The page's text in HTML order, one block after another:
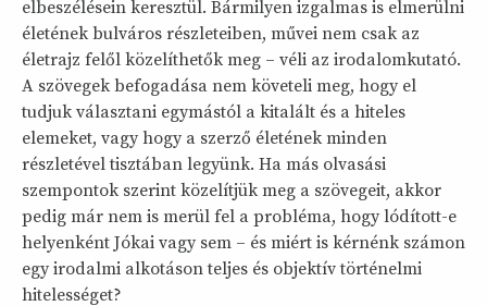
elbeszélésein keresztül. Bármilyen izgalmas is elmerülni
életének bulváros részleteiben, művei nem csak az
életrajz felől közelíthetők meg – véli az irodalomkutató.
A szövegek befogadása nem követeli meg, hogy el
tudjuk választani egymástól a kitalált és a hiteles
elemeket, vagy hogy a szerző életének minden
részletével tisztában legyünk. Ha más olvasási
szempontok szerint közelítjük meg a szövegeit, akkor
pedig már nem is merül fel a probléma, hogy lódított-e
helyenként Jókai vagy sem – és miért is kérnénk számon
egy irodalmi alkotáson teljes és objektív történelmi
hitelességet?